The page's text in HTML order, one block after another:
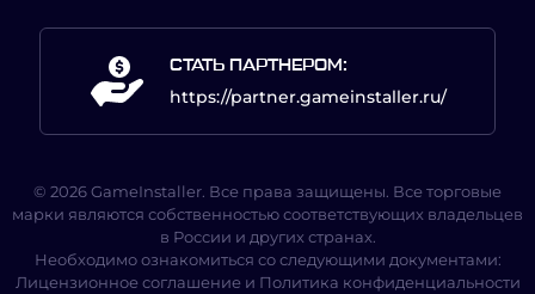
СТАТЬ ПАРТНЕРОМ:
https://partner.gameinstaller.ru/
© 2026 GameInstaller. Все права защищены. Все торговые
марки являются собственностью соответствующих владельцев
в России и других странах.
Необходимо ознакомиться со следующими документами:
Лицензионное соглашение и Политика конфиденциальности